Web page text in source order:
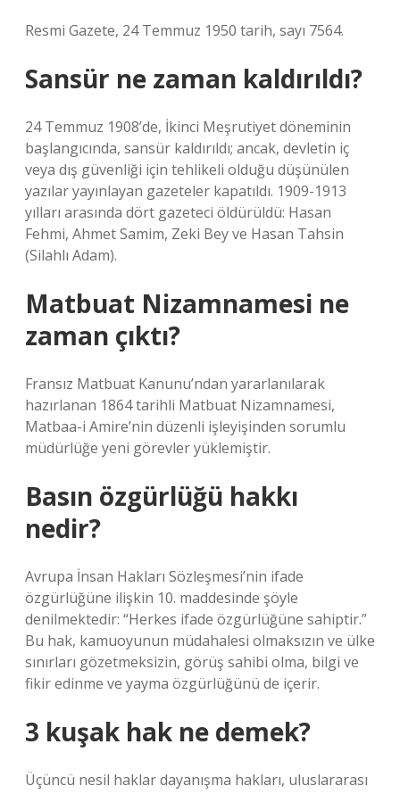
Resmi Gazete, 24 Temmuz 1950 tarih, sayı 7564.
Sansür ne zaman kaldırıldı?
24 Temmuz 1908’de, İkinci Meşrutiyet döneminin
başlangıcında, sansür kaldırıldı; ancak, devletin iç
veya dış güvenliği için tehlikeli olduğu düşünülen
yazılar yayınlayan gazeteler kapatıldı. 1909-1913
yılları arasında dört gazeteci öldürüldü: Hasan
Fehmi, Ahmet Samim, Zeki Bey ve Hasan Tahsin
(Silahlı Adam).
Matbuat Nizamnamesi ne
zaman çıktı?
Fransız Matbuat Kanunu’ndan yararlanılarak
hazırlanan 1864 tarihli Matbuat Nizamnamesi,
Matbaa-i Amire’nin düzenli işleyişinden sorumlu
müdürlüğe yeni görevler yüklemiştir.
Basın özgürlüğü hakkı
nedir?
Avrupa İnsan Hakları Sözleşmesi’nin ifade
özgürlüğüne ilişkin 10. maddesinde şöyle
denilmektedir: “Herkes ifade özgürlüğüne sahiptir.”
Bu hak, kamuoyunun müdahalesi olmaksızın ve ülke
sınırları gözetmeksizin, görüş sahibi olma, bilgi ve
fikir edinme ve yayma özgürlüğünü de içerir.
3 kuşak hak ne demek?
Üçüncü nesil haklar dayanışma hakları, uluslararası